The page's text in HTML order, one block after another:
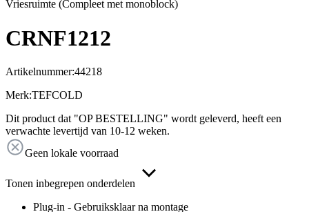
Vriesruimte (Compleet met monoblock)
CRNF1212
Artikelnummer:44218
Merk:TEFCOLD
Dit product dat "OP BESTELLING" wordt geleverd, heeft een
verwachte levertijd van 10-12 weken.
Geen lokale voorraad
Tonen inbegrepen onderdelen
Plug-in - Gebruiksklaar na montage